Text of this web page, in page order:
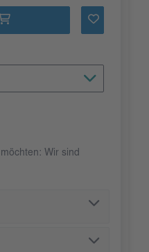
Wir sind